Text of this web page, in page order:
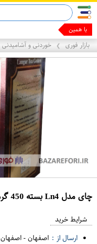
با همین گوشیت
بازار فوری ❯ خوردنی و آشامیدنی
چای مدل Ln4 بسته 450 گرمی برند لنگر طلایی
شرایط خرید
ارسال از : اصفهان-اصفهان